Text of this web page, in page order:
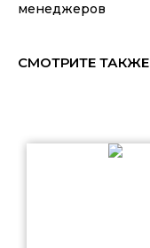
менеджеров
СМОТРИТЕ ТАКЖЕ